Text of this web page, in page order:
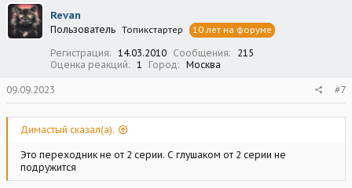
Revan
Пользователь Топикстартер 10 лет на форуме
Регистрация 14.03.2010 Сообщения
215
Оценка реакций
1 Город Москва
09.09.2023 #7
Димастый сказал(а):
Это переходник не от 2 серии. С глушаком от 2 серии не
подружится